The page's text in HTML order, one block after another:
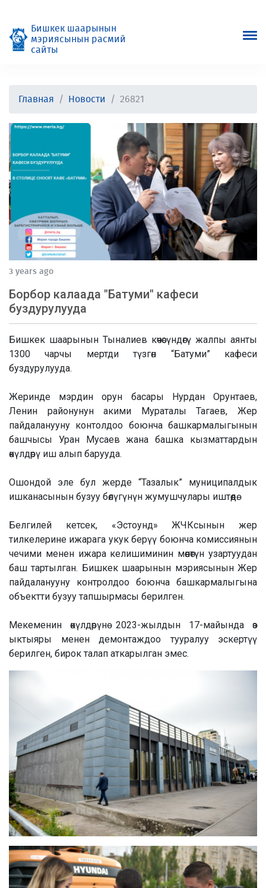
Бишкек шаарынын
мэриясынын расмий
сайты
Главная Новости 26821
3 years ago
Борбор калаада "Батуми" кафеси
буздурулууда
Бишкек шаарынын Тыналиев көчөсүндөгү жалпы аянты
1300 чарчы мертди түзгөн “Батуми” кафеси
буздурулууда.
Жеринде мэрдин орун басары Нурдан Орунтаев,
Ленин районунун акими Мураталы Тагаев, Жер
пайдаланууну контолдоо боюнча башкармалыгынын
башчысы Уран Мусаев жана башка кызматтардын
өкүлдөрү иш алып барууда.
Ошондой эле бул жерде “Тазалык” муниципалдык
ишканасынын бузуу бөлүгүнүн жумушчулары иштөөдө.
Белгилей кетсек, «Эстоунд» ЖЧКсынын жер
тилкелерине ижарага укук берүү боюнча комиссиянын
чечими менен ижара келишиминин мөөнөтүн узартуудан
баш тартылган. Бишкек шаарынын мэриясынын Жер
пайдаланууну контролдоо боюнча башкармалыгына
объектти бузуу тапшырмасы берилген.
Мекеменин өкүлдөрүнө 2023-жылдын 17-майында өз
ыктыяры менен демонтаждоо тууралуу эскертүү
берилген, бирок талап аткарылган эмес.